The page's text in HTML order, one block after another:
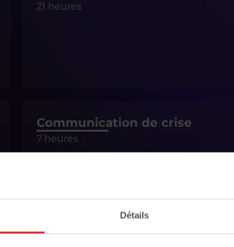
Détails
21 heures
Communication de crise
7 heures